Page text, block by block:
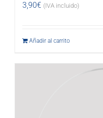
3,90€ (IVA incluido)
Añadir al carrito